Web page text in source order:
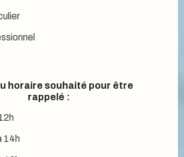
horaire souhaité pour être
rappelé :
14h